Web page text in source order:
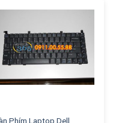
Phím Laptop Dell